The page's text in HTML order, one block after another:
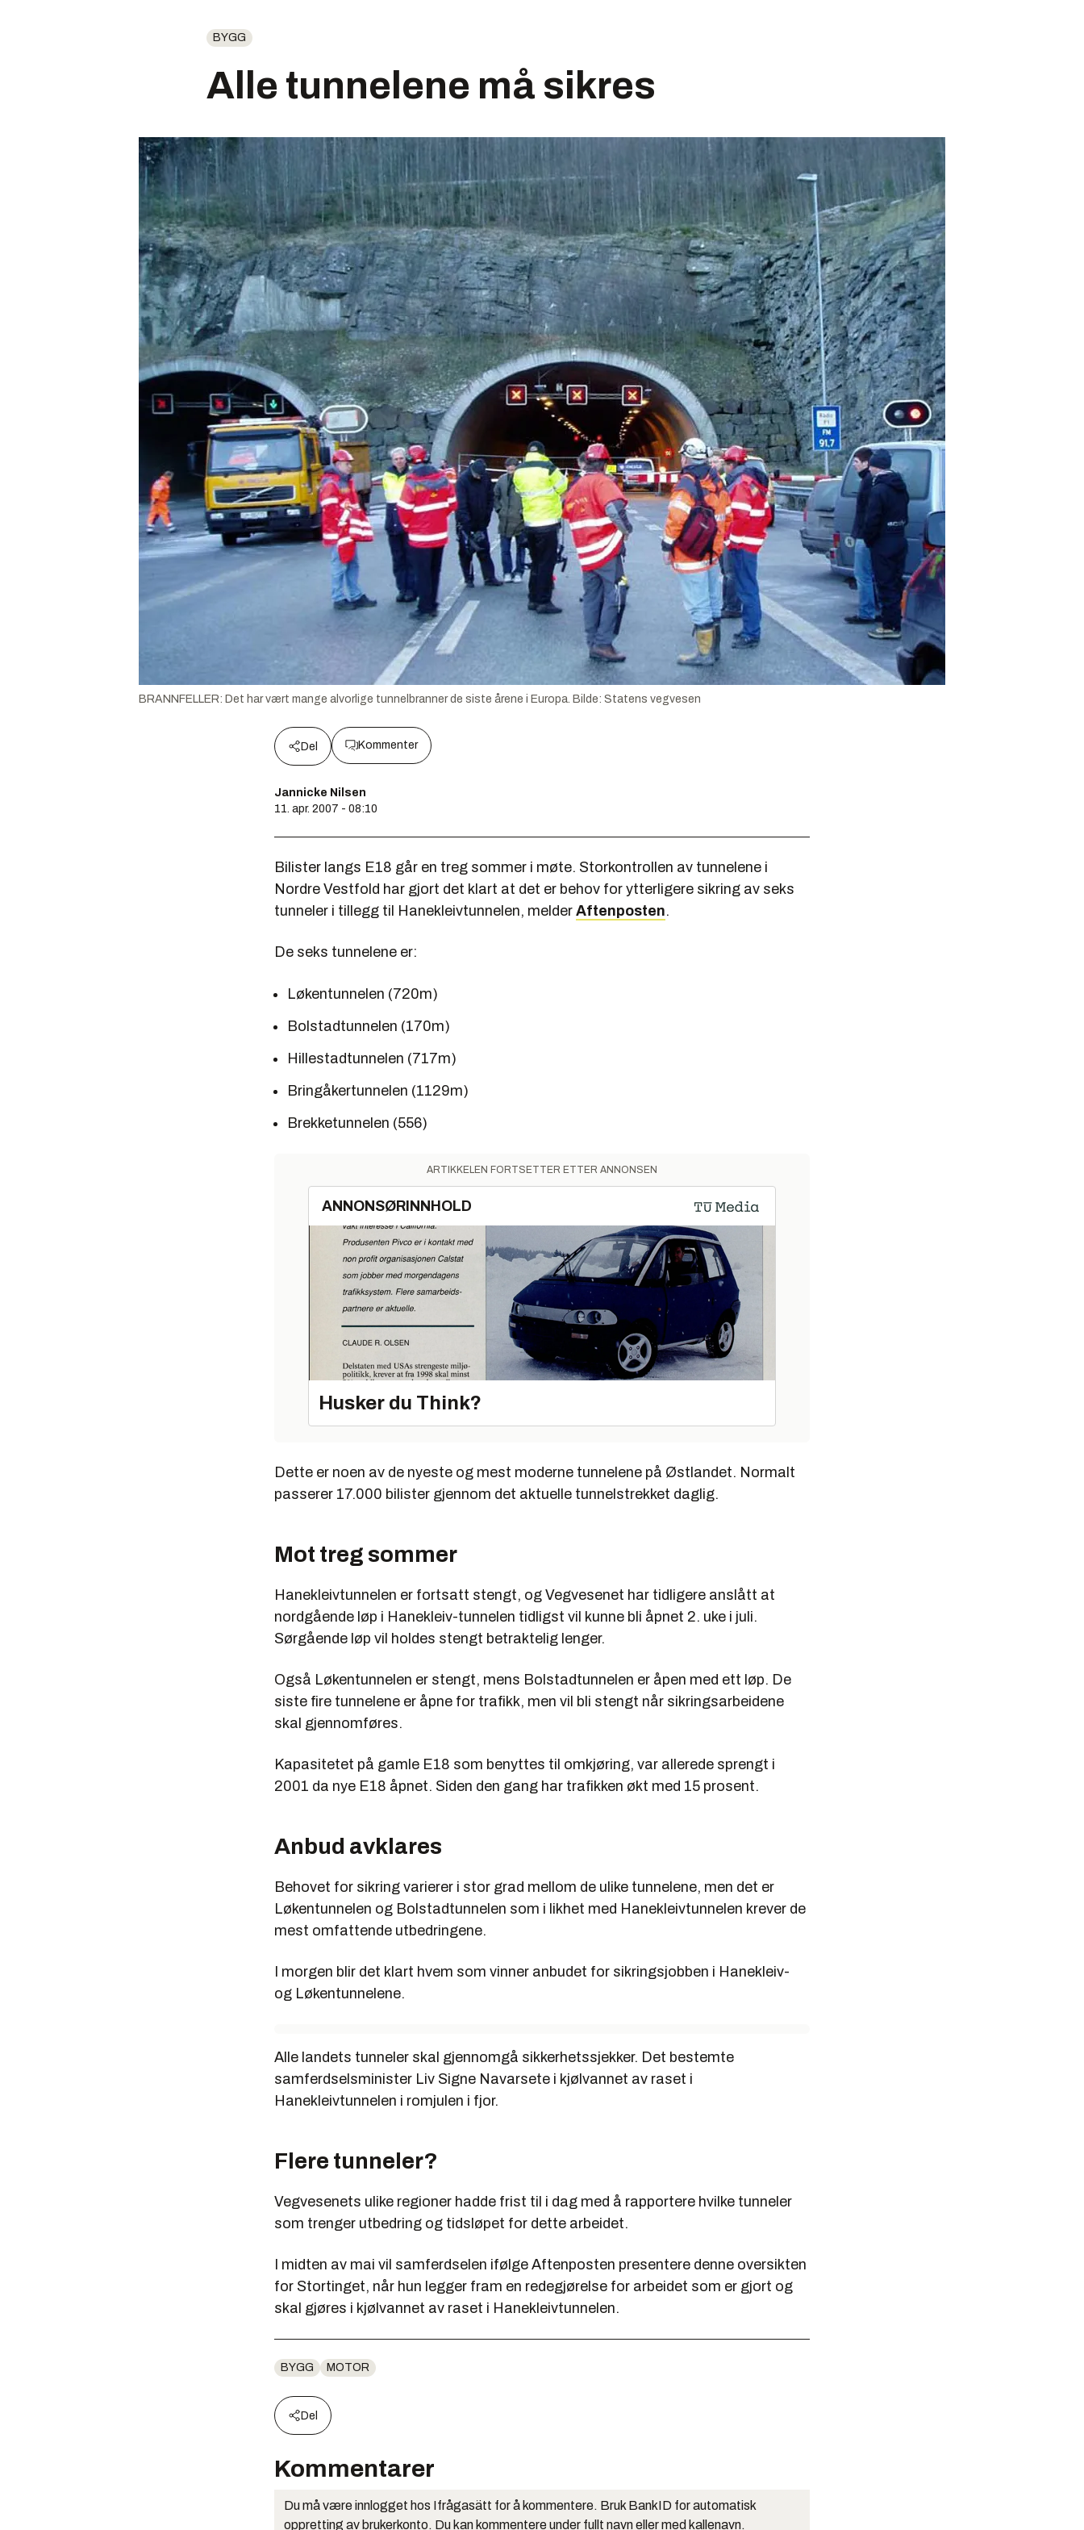
BYGG
Alle tunnelene må sikres
BRANNFELLER: Det har vært mange alvorlige tunnelbranner de siste årene i Europa. Bilde: Statens vegvesen
Del Kommenter
Jannicke Nilsen
11. apr. 2007 - 08:10
Bilister langs E18 går en treg sommer i møte. Storkontrollen av tunnelene i
Nordre Vestfold har gjort det klart at det er behov for ytterligere sikring av seks
tunneler i tillegg til Hanekleivtunnelen, melder Aftenposten.
De seks tunnelene er:
Løkentunnelen (720m)
Bolstadtunnelen (170m)
Hillestadtunnelen (717m)
Bringåkertunnelen (1129m)
Brekketunnelen (556)
ARTIKKELEN FORTSETTER ETTER ANNONSEN
ANNONSØRINNHOLD
Husker du Think?
Dette er noen av de nyeste og mest moderne tunnelene på Østlandet. Normalt
passerer 17.000 bilister gjennom det aktuelle tunnelstrekket daglig.
Mot treg sommer
Hanekleivtunnelen er fortsatt stengt, og Vegvesenet har tidligere anslått at
nordgående løp i Hanekleiv-tunnelen tidligst vil kunne bli åpnet 2. uke i juli.
Sørgående løp vil holdes stengt betraktelig lenger.
Også Løkentunnelen er stengt, mens Bolstadtunnelen er åpen med ett løp. De
siste fire tunnelene er åpne for trafikk, men vil bli stengt når sikringsarbeidene
skal gjennomføres.
Kapasitetet på gamle E18 som benyttes til omkjøring, var allerede sprengt i
2001 da nye E18 åpnet. Siden den gang har trafikken økt med 15 prosent.
Anbud avklares
Behovet for sikring varierer i stor grad mellom de ulike tunnelene, men det er
Løkentunnelen og Bolstadtunnelen som i likhet med Hanekleivtunnelen krever de
mest omfattende utbedringene.
I morgen blir det klart hvem som vinner anbudet for sikringsjobben i Hanekleiv-
og Løkentunnelene.
Alle landets tunneler skal gjennomgå sikkerhetssjekker. Det bestemte
samferdselsminister Liv Signe Navarsete i kjølvannet av raset i
Hanekleivtunnelen i romjulen i fjor.
Flere tunneler?
Vegvesenets ulike regioner hadde frist til i dag med å rapportere hvilke tunneler
som trenger utbedring og tidsløpet for dette arbeidet.
I midten av mai vil samferdselen ifølge Aftenposten presentere denne oversikten
for Stortinget, når hun legger fram en redegjørelse for arbeidet som er gjort og
skal gjøres i kjølvannet av raset i Hanekleivtunnelen.
BYGG MOTOR
Del
Kommentarer
Du må være innlogget hos Ifrågasätt for å kommentere. Bruk BankID for automatisk
oppretting av brukerkonto. Du kan kommentere under fullt navn eller med kallenavn.